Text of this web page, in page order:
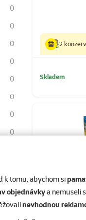
k tomu, abychom si
objednávkya nemuseli
nevhodnou
0
0
0
0
0
0
0
0
0
0
2
Skladem